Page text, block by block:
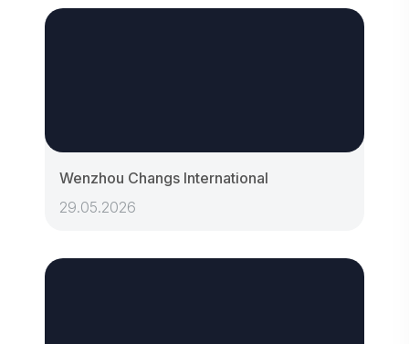
Wenzhou Changs International
29.05.2026